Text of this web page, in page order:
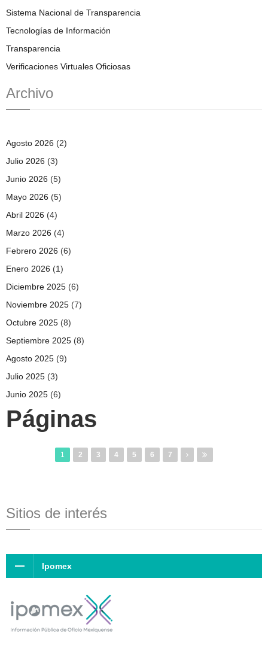
Sistema Nacional de Transparencia
Tecnologías de Información
Transparencia
Verificaciones Virtuales Oficiosas
Archivo
Agosto 2026 (2)
Julio 2026 (3)
Junio 2026 (5)
Mayo 2026 (5)
Abril 2026 (4)
Marzo 2026 (4)
Febrero 2026 (6)
Enero 2026 (1)
Diciembre 2025 (6)
Noviembre 2025 (7)
Octubre 2025 (8)
Septiembre 2025 (8)
Agosto 2025 (9)
Julio 2025 (3)
Junio 2025 (6)
Páginas
1 2 3 4 5 6 7
Sitios de interés
Ipomex